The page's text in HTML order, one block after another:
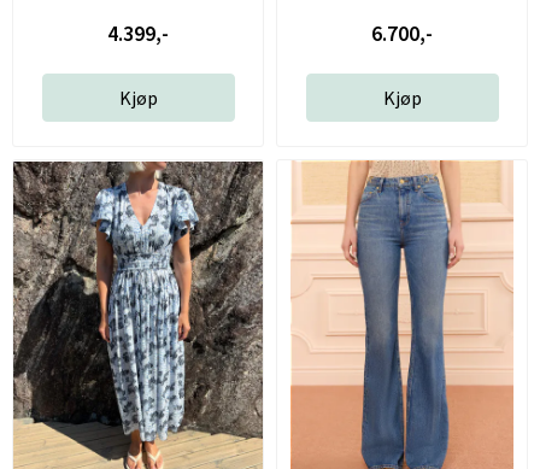
4.399,-
Kjøp
6.700,-
Kjøp